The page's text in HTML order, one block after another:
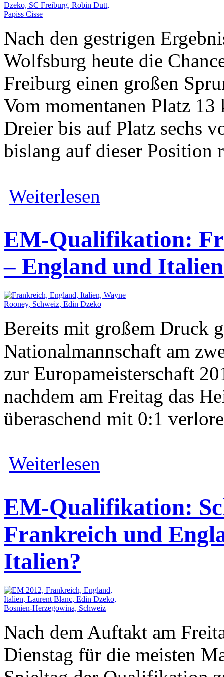
Nach den gestrigen
Wolfsburg heute die
Freiburg einen großen
Vom momentanen Platz
Dreier bis auf Platz sechs
bislang auf dieser Position
Weiterlesen
EM-Qualifikation:
– England und
Bereits mit großem Druck
Nationalmannschaft am
zur Europameisterschaft
nachdem am Freitag das
überaschend mit 0:1
Weiterlesen
EM-Qualifikation:
Frankreich und
Italien?
Nach dem Auftakt am
Dienstag für die meisten